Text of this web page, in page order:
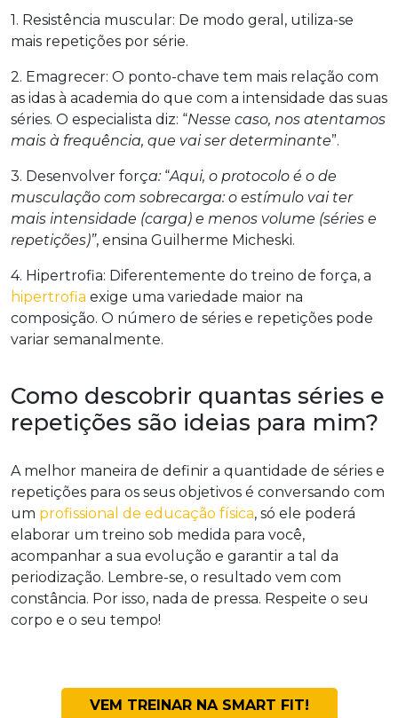
1. Resistência muscular: De modo geral, utiliza-se
mais repetições por série.
2. Emagrecer: O ponto-chave tem mais relação com
as idas à academia do que com a intensidade das suas
séries. O especialista diz: “Nesse caso, nos atentamos
mais à frequência, que vai ser determinante”.
3. Desenvolver força: “Aqui, o protocolo é o de
musculação com sobrecarga: o estímulo vai ter
mais intensidade (carga) e menos volume (séries e
repetições)”, ensina Guilherme Micheski.
4. Hipertrofia: Diferentemente do treino de força, a
hipertrofia exige uma variedade maior na
composição. O número de séries e repetições pode
variar semanalmente.
Como descobrir quantas séries e
repetições são ideias para mim?
A melhor maneira de definir a quantidade de séries e
repetições para os seus objetivos é conversando com
um profissional de educação física, só ele poderá
elaborar um treino sob medida para você,
acompanhar a sua evolução e garantir a tal da
periodização. Lembre-se, o resultado vem com
constância. Por isso, nada de pressa. Respeite o seu
corpo e o seu tempo!
VEM TREINAR NA SMART FIT!